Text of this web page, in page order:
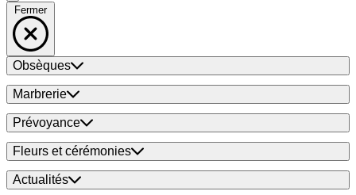
Fermer
Obsèques
Marbrerie
Prévoyance
Fleurs et cérémonies
Actualités